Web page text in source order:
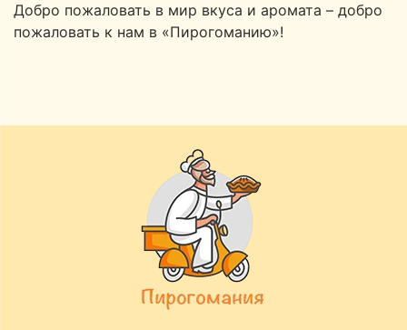
Добро пожаловать в мир вкуса и аромата – добро
пожаловать к нам в «Пирогоманию»!